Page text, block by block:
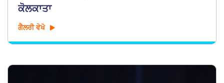
ਕੋਲਕਾਤਾ
ਗੈਲਰੀ ਵੇਖੋ